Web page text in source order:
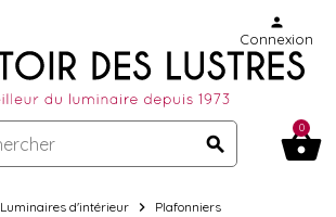
search
person
Connexion
shopping_basket
0
Luminaires d'intérieur chevron_right Plafonniers